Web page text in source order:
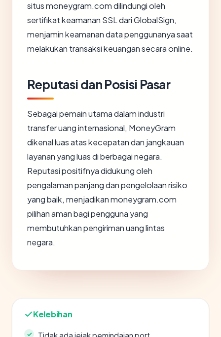
situs moneygram.com dilindungi oleh
sertifikat keamanan SSL dari GlobalSign,
menjamin keamanan data penggunanya saat
melakukan transaksi keuangan secara online.
Reputasi dan Posisi Pasar
Sebagai pemain utama dalam industri
transfer uang internasional, MoneyGram
dikenal luas atas kecepatan dan jangkauan
layanan yang luas di berbagai negara.
Reputasi positifnya didukung oleh
pengalaman panjang dan pengelolaan risiko
yang baik, menjadikan moneygram.com
pilihan aman bagi pengguna yang
membutuhkan pengiriman uang lintas
negara.
Kelebihan